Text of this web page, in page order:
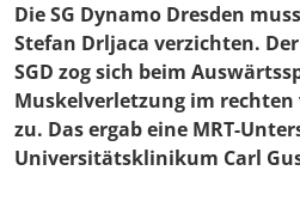
Die SG Dynamo Dresden
Stefan Drljaca verzichten.
SGD zog sich beim
Muskelverletzung im rechten
zu. Das ergab eine MRT-
Universitätsklinikum Carl